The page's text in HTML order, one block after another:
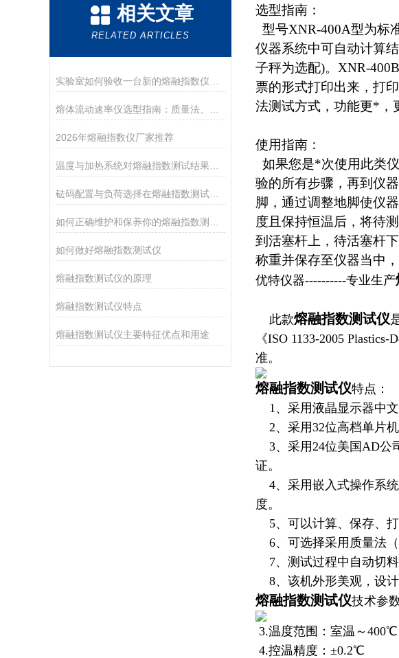
相关文章
RELATED ARTICLES
2026年熔融指数仪厂家推荐
如何做好熔融指数测试仪
熔融指数测试仪的原理
熔融指数测试仪特点
熔融指数测试仪主要特征优点和用途
选型指南：
型号XNR-400A型为标
仪器系统中可自动计算
子秤为选配)。XNR-
票的形式打印出来，打
法测试方式，功能更*，
使用指南：
如果您是*次使用此类
验的所有步骤，再到仪
脚，通过调整地脚使仪
度且保持恒温后，将待
到活塞杆上，待活塞杆
称重并保存至仪器当中
优特仪器----------专业生产
此款熔融指数测试仪
《ISO 1133-2005
准。
熔融指数测试仪特点：
1、采用液晶显示器中文
2、采用32位高档单片机
3、采用24位美国AD公
证。
4、采用嵌入式操作系
度。
5、可以计算、保存、打
6、可选择采用质量法（
7、测试过程中自动切料
8、该机外形美观，设计
熔融指数测试仪技术参
3.温度范围：室温～400℃
4.控温精度：±0.2℃